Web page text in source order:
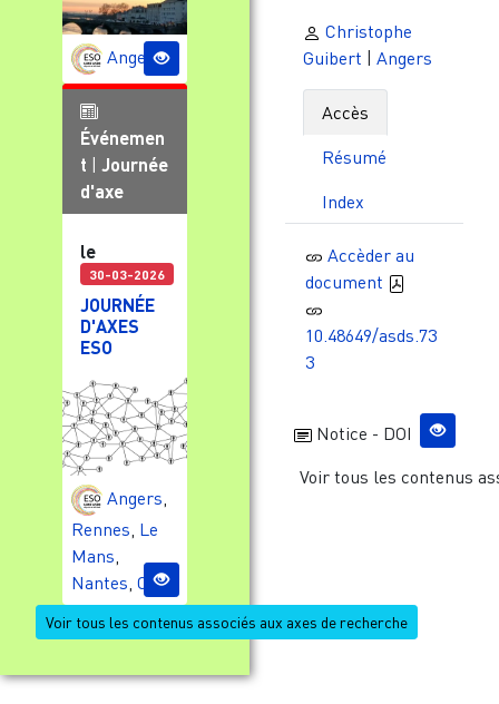
Angers
Événemen
t
Journée
d'axe
le
30-03-2026
JOURNÉE
D'AXES
ESO
Angers
Rennes Le
Mans
Nantes Caen
Voir tous les contenus associés aux axes de recherche
Christophe
Guibert | Angers
Accès
Résumé
Index
Accèder au
document
10.48649/asds.73
3
Notice - DOI
Voir tous les contenus